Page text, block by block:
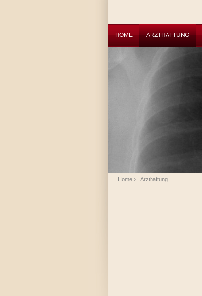
HOME ARZTHAFTUNG
Home> Arzthaftung